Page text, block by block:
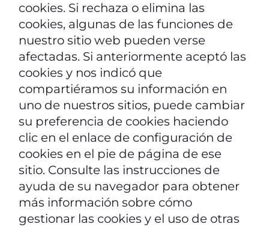
cookies. Si rechaza o elimina las
cookies, algunas de las funciones de
nuestro sitio web pueden verse
afectadas. Si anteriormente aceptó las
cookies y nos indicó que
compartiéramos su información en
uno de nuestros sitios, puede cambiar
su preferencia de cookies haciendo
clic en el enlace de configuración de
cookies en el pie de página de ese
sitio. Consulte las instrucciones de
ayuda de su navegador para obtener
más información sobre cómo
gestionar las cookies y el uso de otras